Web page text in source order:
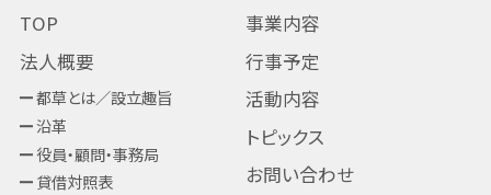
TOP
法人概要
都草とは／設立趣旨
沿革
役員・顧問・事務局
貸借対照表
事業内容
行事予定
活動内容
トピックス
お問い合わせ